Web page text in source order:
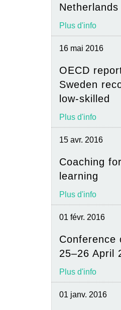
Netherlands
Plus d'info
16 mai 2016
OECD
Sweden
low-skilled
Plus d'info
15 avr. 2016
Coaching
learning
Plus d'info
01 févr. 2016
Conference
25–26 April
Plus d'info
01 janv. 2016